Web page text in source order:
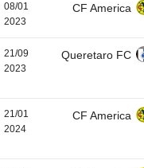
08/01
2023
CF America
21/09
2023
Queretaro FC
21/01
2024
CF America